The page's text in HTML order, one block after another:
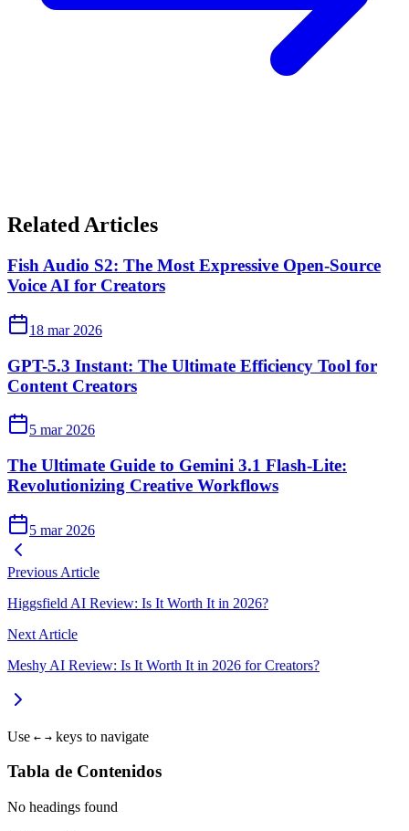
Related Articles
Fish Audio S2: The Most Expressive Open-Source
Voice AI for Creators
18 mar 2026
GPT-5.3 Instant: The Ultimate Efficiency Tool for
Content Creators
5 mar 2026
The Ultimate Guide to Gemini 3.1 Flash-Lite:
Revolutionizing Creative Workflows
5 mar 2026
Previous Article
Higgsfield AI Review: Is It Worth It in 2026?
Next Article
Meshy AI Review: Is It Worth It in 2026 for Creators?
Use ← → keys to navigate
Tabla de Contenidos
No headings found